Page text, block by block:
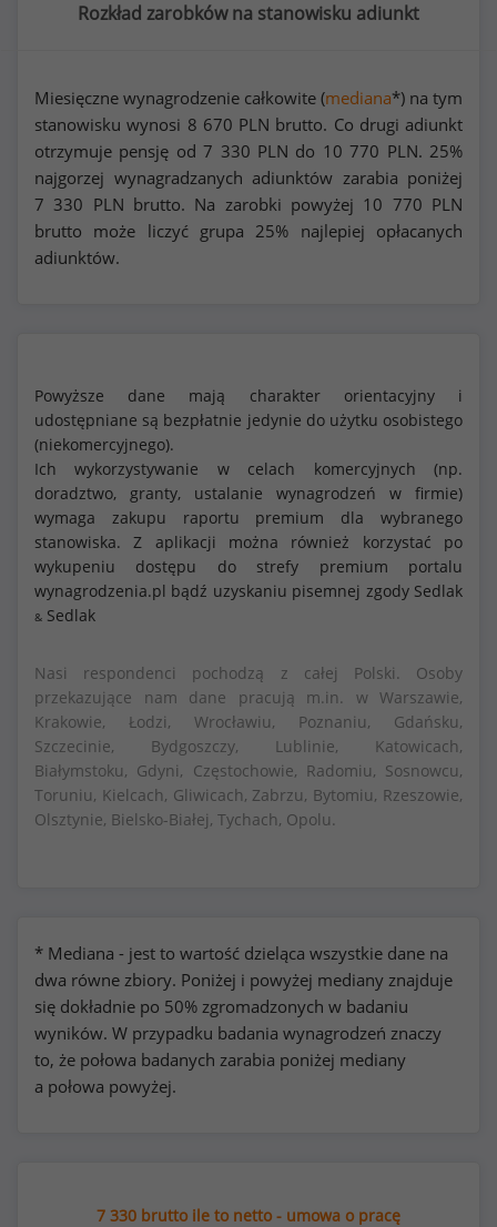
Rozkład zarobków na stanowisku adiunkt
Miesięczne wynagrodzenie całkowite (mediana*) na tym
stanowisku wynosi 8 670 PLN brutto. Co drugi adiunkt
otrzymuje pensję od7 330 PLN do 10 770 PLN. 25%
najgorzej wynagradzanych adiunktów zarabia poniżej
7 330 PLN brutto. Na zarobki powyżej 10 770 PLN
brutto może liczyć grupa 25% najlepiej opłacanych
adiunktów.
Powyższe dane mają charakter orientacyjny i
udostępniane są bezpłatnie jedynie do użytku osobistego
(niekomercyjnego).
Ich wykorzystywanie w celach komercyjnych (np.
doradztwo, granty, ustalanie wynagrodzeń w firmie)
wymaga zakupu raportu premium dla wybranego
stanowiska. Z aplikacji można również korzystać po
wykupeniu dostępu do strefy premium portalu
wynagrodzenia.pl bądź uzyskaniu pisemnej zgody Sedlak
& Sedlak
Nasi respondenci pochodzą z całej Polski. Osoby
przekazujące nam dane pracują m.in. w Warszawie,
Krakowie, Łodzi, Wrocławiu, Poznaniu, Gdańsku,
Szczecinie, Bydgoszczy, Lublinie, Katowicach,
Białymstoku, Gdyni, Częstochowie, Radomiu, Sosnowcu,
Toruniu, Kielcach, Gliwicach, Zabrzu, Bytomiu, Rzeszowie,
Olsztynie, Bielsko-Białej, Tychach, Opolu.
* Mediana - jest to wartość dzieląca wszystkie dane na
dwa równe zbiory. Poniżej i powyżej mediany znajduje
się dokładnie po 50% zgromadzonych w badaniu
wyników. W przypadku badania wynagrodzeń znaczy
to, że połowa badanych zarabia poniżej mediany
a połowa powyżej.
7 330 brutto ile to netto - umowa o pracę